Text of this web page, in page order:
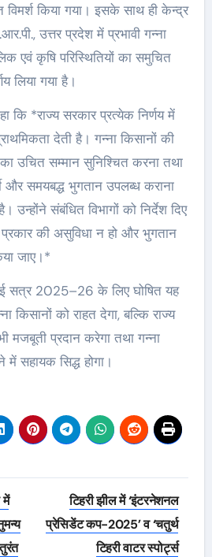
विमर्श किया गया। इसके साथ ही केन्द्र
उत्तर प्रदेश में प्रभावी गन्ना
एवं कृषि परिस्थितियों का समुचित
लिया गया है।
कि *राज्य सरकार प्रत्येक निर्णय में
देती है। गन्ना किसानों की
उचित सम्मान सुनिश्चित करना तथा
और समयबद्ध भुगतान उपलब्ध कराना
उन्होंने संबंधित विभागों को निर्देश दिए
की असुविधा न हो और भुगतान
जाए।*
सत्र 2025–26 के लिए घोषित यह
किसानों को राहत देगा, बल्कि राज्य
मजबूती प्रदान करेगा तथा गन्ना
में सहायक सिद्ध होगा।
में
टिहरी झील में ‘इंटरनेशनल
प्रेसिडेंट कप-2025’ व ‘चतुर्थ
टिहरी वाटर स्पोर्ट्स